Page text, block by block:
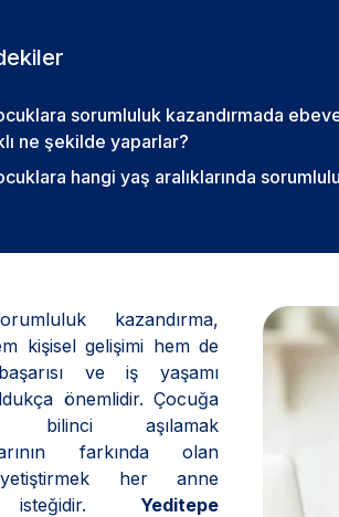
sorumluluk kazandırmada
ne şekilde yaparlar?
hangi yaş aralıklarında
kazandırma,
kişisel gelişimi hem de
ve iş yaşamı
önemlidir. Çocuğa
bilinci aşılamak
farkında olan
her anne
isteğidir. Yeditepe